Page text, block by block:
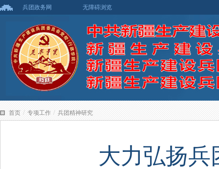
兵团政务网 无障碍浏览
首页 / 专项工作 / 兵团精神研究
大力弘扬兵